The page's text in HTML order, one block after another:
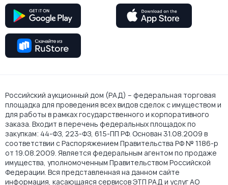
Российский аукционный дом (РАД) – федеральная торговая
площадка для проведения всех видов сделок с имуществом и
для работы в рамках государственного и корпоративного
заказа. Входит в перечень федеральных площадок по
закупкам: 44-ФЗ, 223-ФЗ, 615-ПП РФ. Основан 31.08.2009 в
соответствии с Распоряжением Правительства РФ № 1186-р
от 19.08.2009. Является федеральным агентом по продаже
имущества, уполномоченным Правительством Российской
Федерации. Вся представленная на данном сайте
информация, касающаяся сервисов ЭТП РАД и услуг АО